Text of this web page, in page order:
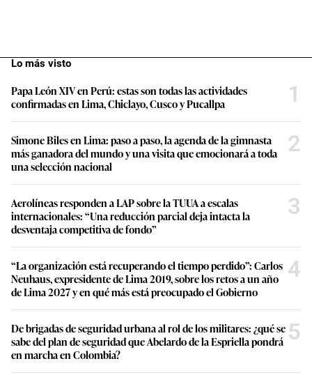
Lo más visto
Papa León XIV en Perú: estas son todas las actividades
confirmadas en Lima, Chiclayo, Cusco y Pucallpa
1
Simone Biles en Lima: paso a paso, la agenda de la gimnasta
más ganadora del mundo y una visita que emocionará a toda
una selección nacional
2
Aerolíneas responden a LAP sobre la TUUA a escalas
internacionales: “Una reducción parcial deja intacta la
desventaja competitiva de fondo”
3
“La organización está recuperando el tiempo perdido”: Carlos
Neuhaus, expresidente de Lima 2019, sobre los retos a un año
de Lima 2027 y en qué más está preocupado el Gobierno
4
De brigadas de seguridad urbana al rol de los militares: ¿qué se
sabe del plan de seguridad que Abelardo de la Espriella pondrá
en marcha en Colombia?
5